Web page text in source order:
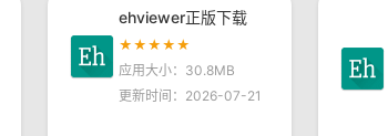
ehviewer正版下载
★★★★★
应用大小：30.8MB
更新时间：2026-07-21